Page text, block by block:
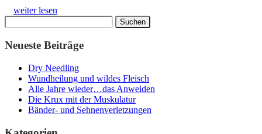
weiter lesen
Suchen
nach:
Neueste Beiträge
Dry Needling
Wundheilung und wildes Fleisch
Alle Jahre wieder…das Anweiden
Die Krux mit der Muskulatur
Bänder- und Sehnenverletzungen